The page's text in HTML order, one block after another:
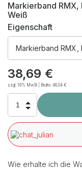
Markierband
Weiß
Eigenschaft
Markierband RMX,
38,69 €
zzgl. 19% MwSt | Brutto:46,04€
Wie erhalte ich die